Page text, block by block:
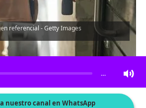
referencial - Getty Images
Escucha el artículo
…
nuestro canal en WhatsApp